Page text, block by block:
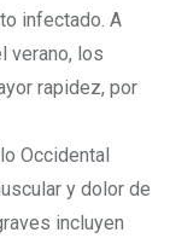
infectado. A
verano, los
rapidez, por
Occidental
y dolor de
incluyen